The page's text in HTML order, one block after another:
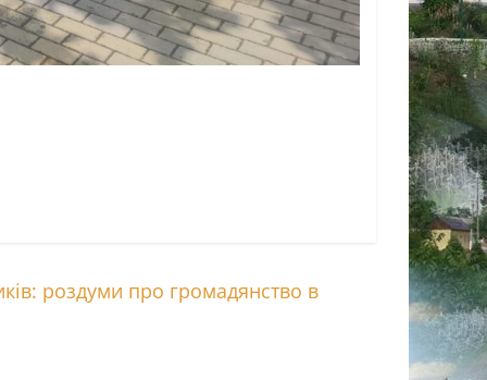
роздуми про громадянство в